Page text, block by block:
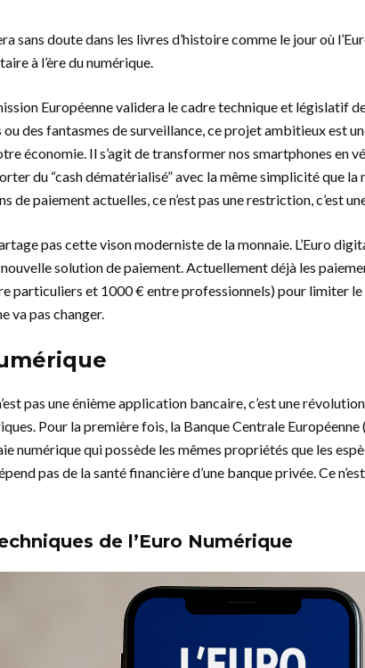
sans doute dans les livres d’histoire comme le jour où
à l’ère du numérique.
Européenne validera le cadre technique et législatif de
des fantasmes de surveillance, ce projet ambitieux est
économie. Il s’agit de transformer nos smartphones en
du “cash dématérialisé” avec la même simplicité que
de paiement actuelles, ce n’est pas une restriction, c’est
pas cette vison moderniste de la monnaie. L’Euro
nouvelle solution de paiement. Actuellement déjà les
particuliers et 1000 € entre professionnels) pour limiter
va pas changer.
pas une énième application bancaire, c’est une
Pour la première fois, la Banque Centrale Européenne (
numérique qui possède les mêmes propriétés que les
pas de la santé financière d’une banque privée. Ce
de l’Euro Numérique